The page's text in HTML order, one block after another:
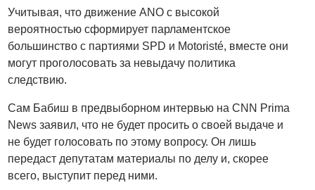
Учитывая, что движение ANO с высокой
вероятностью сформирует парламентское
большинство с партиями SPD и Motoristé, вместе они
могут проголосовать за невыдачу политика
следствию.
Сам Бабиш в предвыборном интервью на CNN Prima
News заявил, что не будет просить о своей выдаче и
не будет голосовать по этому вопросу. Он лишь
передаст депутатам материалы по делу и, скорее
всего, выступит перед ними.